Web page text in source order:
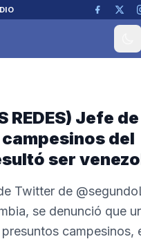
REDES) Jefe de
del
ser
Twitter de
se denunció que
campesinos,